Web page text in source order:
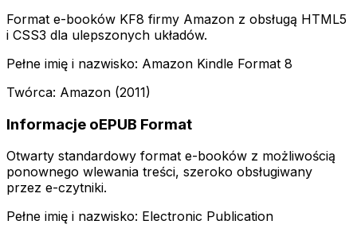
Format e-booków KF8 firmy Amazon z obsługą HTML5
i CSS3 dla ulepszonych układów.
Pełne imię i nazwisko: Amazon Kindle Format 8
Twórca: Amazon (2011)
Informacje oEPUB Format
Otwarty standardowy format e-booków z możliwością
ponownego wlewania treści, szeroko obsługiwany
przez e-czytniki.
Pełne imię i nazwisko: Electronic Publication